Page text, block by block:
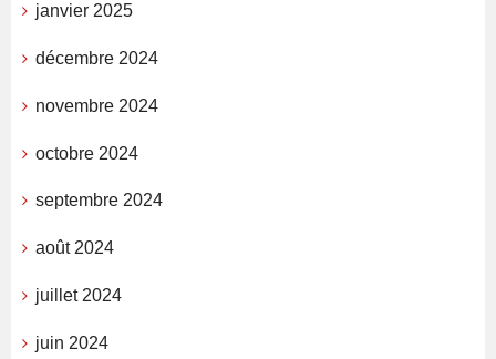
janvier 2025
décembre 2024
novembre 2024
octobre 2024
septembre 2024
août 2024
juillet 2024
juin 2024